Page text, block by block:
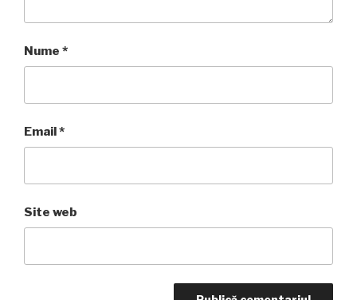
Nume *
Email*
Site web